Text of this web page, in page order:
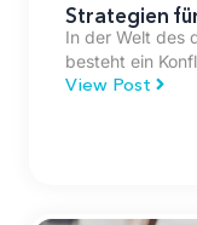
Strategien
In der Welt des
besteht ein
View Post